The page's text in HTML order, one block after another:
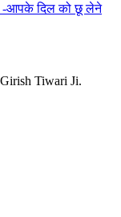
-आपके दिल को छू लेने
Tiwari Ji.